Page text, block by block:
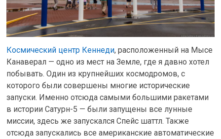
Космический центр Кеннеди, расположенный на Мысе
Канаверал — одно из мест на Земле, где я давно хотел
побывать. Один из крупнейших космодромов, с
которого были совершены многие исторические
запуски. Именно отсюда самыми большими ракетами
в истории Сатурн-5 — были запущены все лунные
миссии, здесь же запускался Спейс шаттл. Также
отсюда запускались все американские автоматические